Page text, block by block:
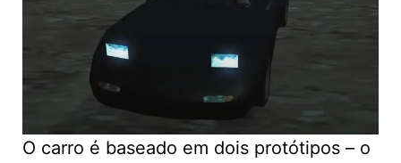
O carro é baseado em dois protótipos – o